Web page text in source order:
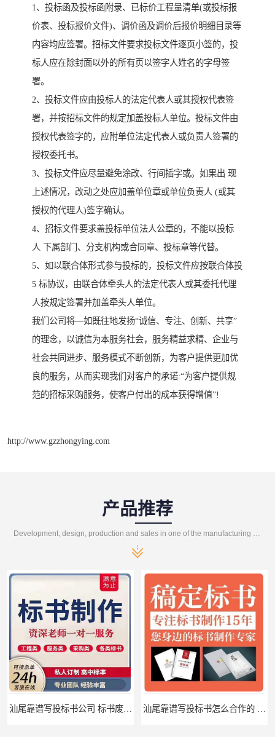
1、投标函及投标函附录、已标价工程量清单(或投标报
价表、投标报价文件)、调价函及调价后报价明细目录等
内容均应签署。招标文件要求投标文件逐页小签的，投
标人应在除封面以外的所有页以签字人姓名的字母签
署。
2、投标文件应由投标人的法定代表人或其授权代表签
署，并按招标文件的规定加盖投标人单位。投标文件由
授权代表签字的，应附单位法定代表人或负责人签署的
授权委托书。
3、投标文件应尽量避免涂改、行间插字或。如果出 现
上述情况，改动之处应加盖单位章或单位负责人 (或其
授权的代理人)签字确认。
4、招标文件要求盖投标单位法人公章的，不能以投标
人 下属部门、分支机构或合同章、投标章等代替。
5、如以联合体形式参与投标的，投标文件应按联合体投
5 标协议，由联合体牵头人的法定代表人或其委托代理
人按规定签署并加盖牵头人单位。
我们公司将—如既往地发扬“诚信、专注、创新、共享”
的理念，以诚信为本服务社会，服务精益求精、企业与
社会共同进步、服务模式不断创新，为客户提供更加优
良的服务，从而实现我们对客户的承诺:“为客户提供规
范的招标采购服务，使客户付出的成本获得增值”!
http://www.gzzhongying.com
产品推荐